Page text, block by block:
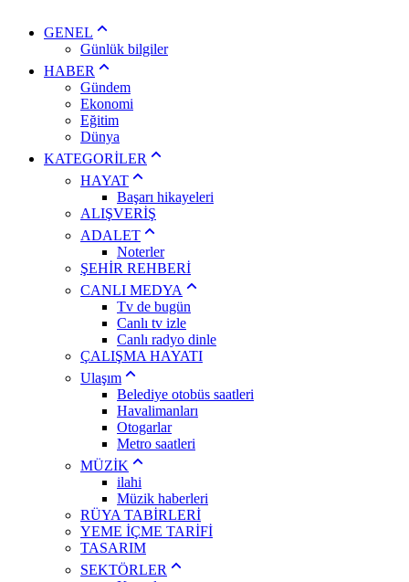
GENEL
Günlük bilgiler
HABER
Gündem
Ekonomi
Eğitim
Dünya
KATEGORİLER
HAYAT
Başarı hikayeleri
ALIŞVERİŞ
ADALET
Noterler
ŞEHİR REHBERİ
CANLI MEDYA
Tv de bugün
Canlı tv izle
Canlı radyo dinle
ÇALIŞMA HAYATI
Ulaşım
Belediye otobüs saatleri
Havalimanları
Otogarlar
Metro saatleri
MÜZİK
ilahi
Müzik haberleri
RÜYA TABİRLERİ
YEME İÇME TARİFİ
TASARIM
SEKTÖRLER